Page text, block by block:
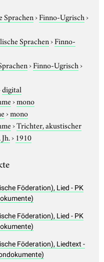
Sprachen›Finno-Ugrisch›
Sprachen›Finno-
›Finno-Ugrisch›
digital
›mono
›mono
›Trichter, akustischer
› 1910
Föderation), Lied - PK
Föderation), Lied - PK
Föderation), Liedtext -